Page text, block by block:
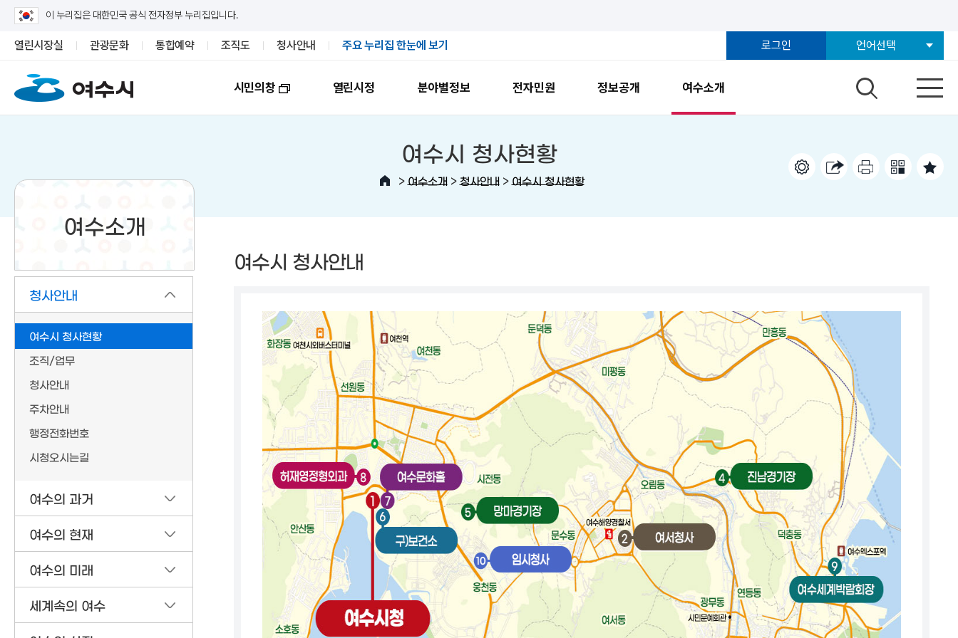
이 누리집은 대한민국 공식 전자정부 누리집입니다.
열린시장실 관광문화 통합예약 조직도 청사안내 주요 누리집 한눈에 보기 로그인 언어선택
시민의창 열린시정 분야별정보 전자민원 정보공개 여수소개
여수소개
청사안내
여수시 청사현황
조직/업무
청사안내
주차안내
행정전화번호
시청오시는길
여수의 과거
여수의 현재
여수의 미래
세계속의 여수
여수시 청사현황
> 여수소개> 청사안내> 여수시 청사현황
여수시 청사안내